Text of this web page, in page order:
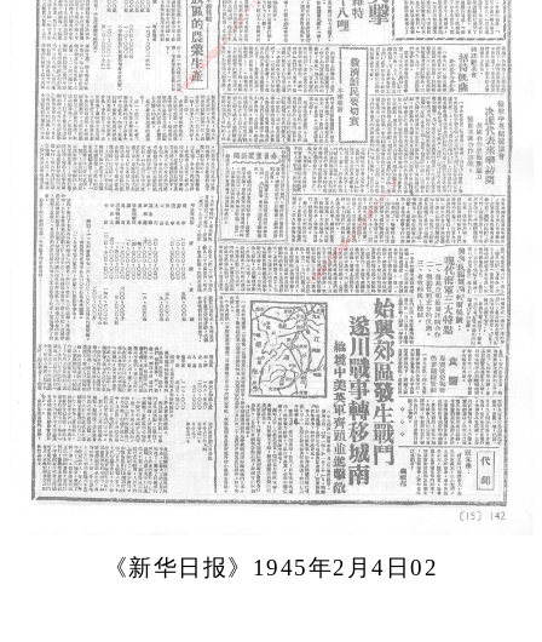
《新华日报》1945年2月4日02